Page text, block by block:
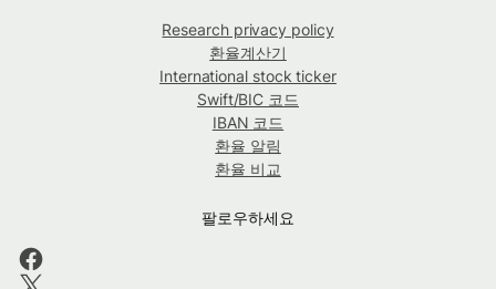
Research privacy policy
환율계산기
International stock ticker
Swift/BIC 코드
IBAN 코드
환율 알림
환율 비교
팔로우하세요